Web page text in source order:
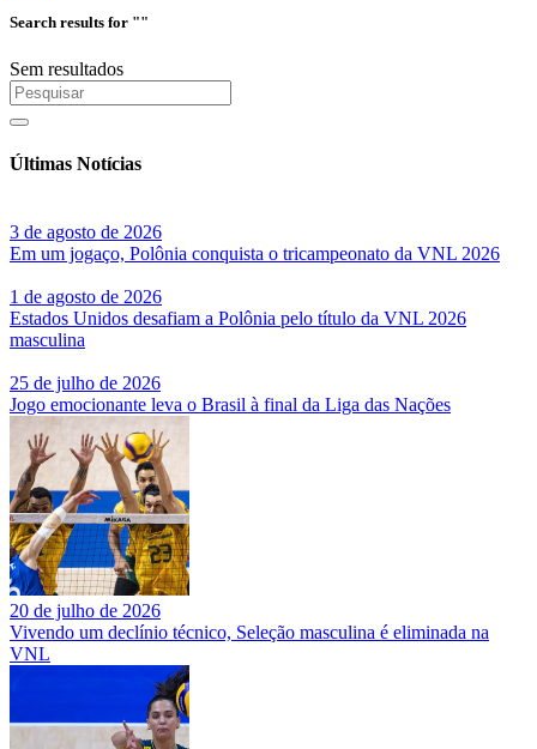
Search results for ""
Sem resultados
Últimas Notícias
3 de agosto de 2026
Em um jogaço, Polônia conquista o tricampeonato da VNL 2026
1 de agosto de 2026
Estados Unidos desafiam a Polônia pelo título da VNL 2026
masculina
25 de julho de 2026
Jogo emocionante leva o Brasil à final da Liga das Nações
20 de julho de 2026
Vivendo um declínio técnico, Seleção masculina é eliminada na
VNL